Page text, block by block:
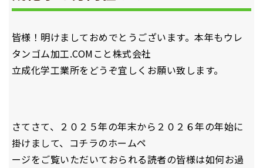
皆様！明けましておめでとうございます。本年もウレ
タンゴム加工.COMこと株式会社
立成化学工業所をどうぞ宜しくお願い致します。
さてさて、２０２５年の年末から２０２６年の年始に
掛けまして、コチラのホームペ
ージをご覧いただいておられる読者の皆様は如何お過